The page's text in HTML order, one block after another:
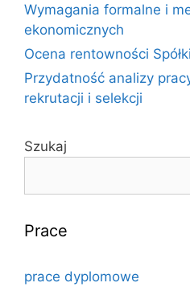
Wymagania formalne i
ekonomicznych
Ocena rentowności Spółki
Przydatność analizy
rekrutacji i selekcji
Szukaj
Prace
prace dyplomowe